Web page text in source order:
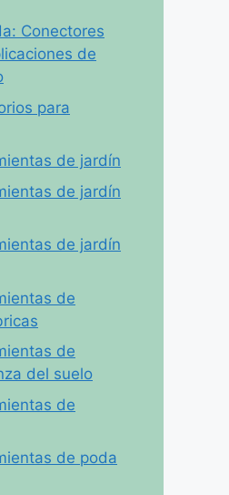
Conectores
de
para
de jardín
de jardín
de jardín
de
de
del suelo
de
de poda